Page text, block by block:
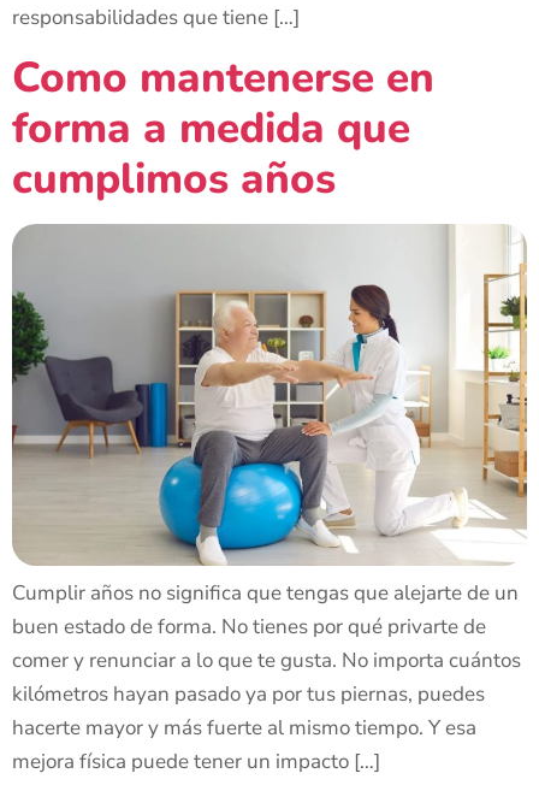
responsabilidades que tiene […]
Como mantenerse en
forma a medida que
cumplimos años
Cumplir años no significa que tengas que alejarte de un
buen estado de forma. No tienes por qué privarte de
comer y renunciar a lo que te gusta. No importa cuántos
kilómetros hayan pasado ya por tus piernas, puedes
hacerte mayor y más fuerte al mismo tiempo. Y esa
mejora física puede tener un impacto […]